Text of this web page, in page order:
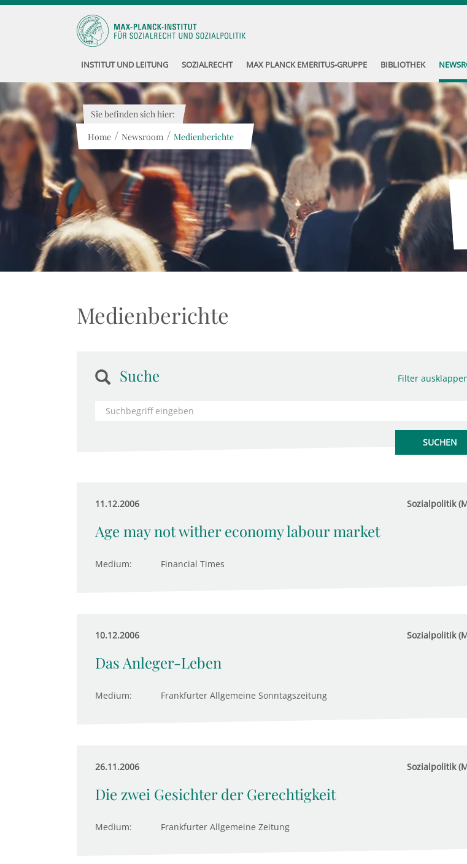
INSTITUT UND LEITUNG SOZIALRECHT MAX PLANCK EMERITUS-GRUPPE BIBLIOTHEK
Sie befinden sich hier:
Home / Newsroom / Medienberichte
Medienberichte
Suche Filter
11.12.2006 Sozialpolitik
Age may not wither economy labour market
Medium: Financial Times
10.12.2006 Sozialpolitik
Das Anleger-Leben
Medium: Frankfurter Allgemeine Sonntagszeitung
26.11.2006 Sozialpolitik
Die zwei Gesichter der Gerechtigkeit
Medium: Frankfurter Allgemeine Zeitung